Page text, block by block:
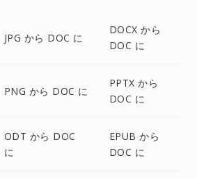
JPG から DOC に
DOCX から
DOC に
PNG から DOC に
PPTX から
DOC に
ODT から DOC
に
EPUB から
DOC に